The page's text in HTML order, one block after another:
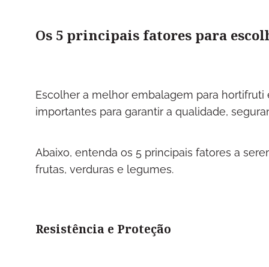
Os 5 principais fatores para
Escolher a melhor embalagem para
importantes para garantir a qualidade,
Abaixo, entenda os 5 principais fatores a
frutas, verduras e legumes.
Resistência e Proteção